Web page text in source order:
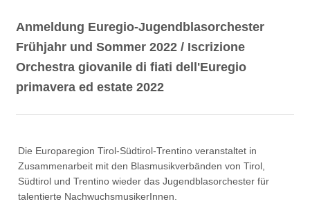
Anmeldung Euregio-Jugendblasorchester
Frühjahr und Sommer 2022 / Iscrizione
Orchestra giovanile di fiati dell'Euregio
primavera ed estate 2022
Die Europaregion Tirol-Südtirol-Trentino veranstaltet in
Zusammenarbeit mit den Blasmusikverbänden von Tirol,
Südtirol und Trentino wieder das Jugendblasorchester für
talentierte NachwuchsmusikerInnen.